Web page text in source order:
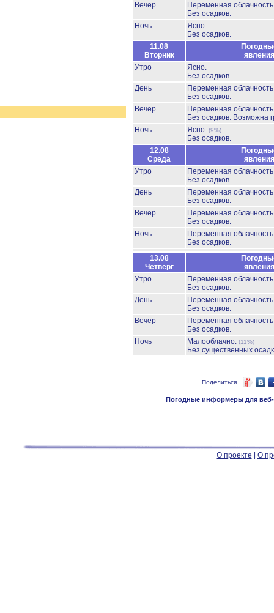
Вечер
Переменная облачность
Без осадков.
Ночь
Ясно.
Без осадков.
11.08
Вторник
явления
Утро
Ясно.
Без осадков.
День
Переменная облачность
Без осадков.
Вечер
Переменная
Без осадков. Возможна
Ночь
Ясно. (9%)
Без осадков.
12.08
Среда
явления
Утро
Переменная облачность
Без осадков.
День
Переменная облачность
Без осадков.
Вечер
Переменная
Без осадков.
Ночь
Переменная облачность
Без осадков.
13.08
Четверг
явления
Утро
Переменная облачность
Без осадков.
День
Переменная облачность
Без осадков.
Вечер
Переменная
Без осадков.
Ночь
Малооблачно. (11%)
Без существенных
Поделиться
Погодные информеры для веб-
О проекте О